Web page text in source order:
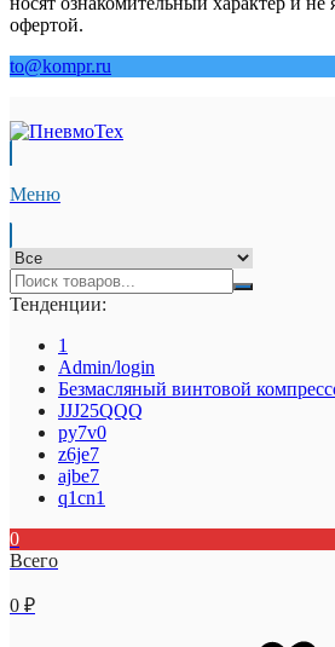
офертой.
to@kompr.ru
Меню
Тенденции:
1
Admin/login
Безмасляный винтовой
JJJ25QQQ
py7v0
z6je7
ajbe7
q1cn1
0
Всего
0 ₽